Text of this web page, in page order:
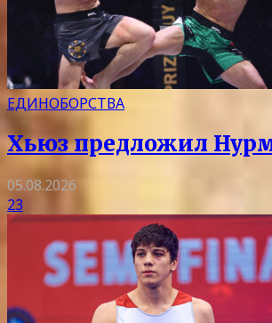
ЕДИНОБОРСТВА
Хьюз предложил
05.08.2026
23